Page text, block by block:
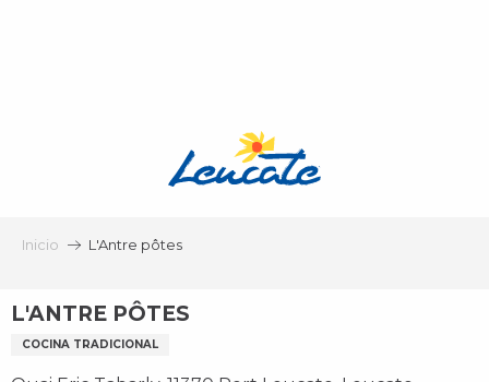
Inicio L'Antre pôtes
L'ANTRE PÔTES
COCINA TRADICIONAL